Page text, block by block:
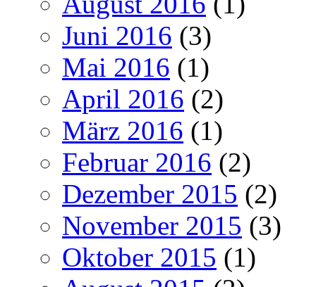
Juni 2016 (3)
Mai 2016 (1)
April 2016 (2)
März 2016 (1)
Februar 2016 (2)
Dezember 2015 (2)
November 2015 (3)
Oktober 2015 (1)